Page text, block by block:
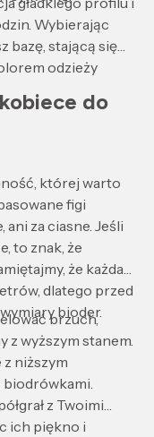
Wybierając
bazę, stającą się
odzieży
do
której warto
figi
za ciasne. Jeśli
to znak, że
że każda
dlatego przed
bioder.
brzuch,
z wyższym stanem.
niższym
biodrówkami.
z Twoimi
ich piękno i